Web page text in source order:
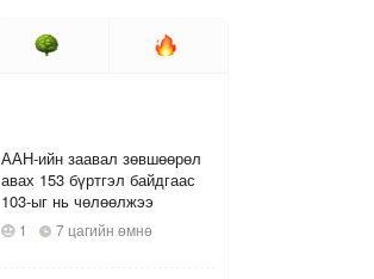
ААН-ийн заавал зөвшөөрөл
авах 153 бүртгэл байдгаас
103-ыг нь чөлөөлжээ
1 7 цагийн өмнө